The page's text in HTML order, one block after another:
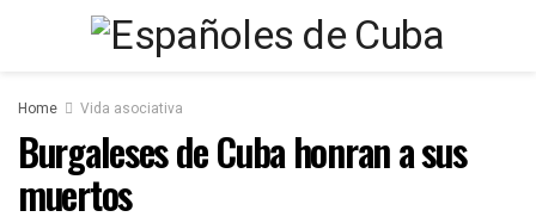
Home Vida asociativa
Burgaleses de Cuba honran a sus
muertos